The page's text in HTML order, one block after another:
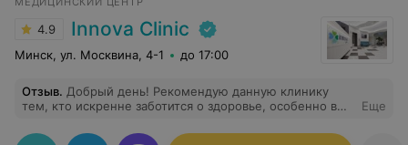
4.9 Innova Clinic
Минск, ул. Москвина, 4-1 до 17:00
Отзыв. Добрый день! Рекомендую данную клинику
тем, кто искренне заботится о здоровье, особенно в
в качественном обслуживании.
Еще